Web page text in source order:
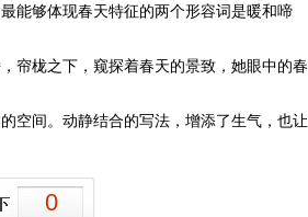
能够体现春天特征的两个形容词是暖和啼
栊之下，窥探着春天的景致，她眼中的春
间。动静结合的写法，增添了生气，也让
0